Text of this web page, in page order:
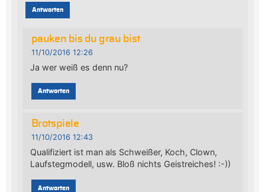
Antworten
pauken bis du grau bist
11/10/2016 12:26
Ja wer weiß es denn nu?
Antworten
Brotspiele
11/10/2016 12:43
Qualifiziert ist man als Schweißer, Koch, Clown,
Laufstegmodell, usw. Bloß nichts Geistreiches! :-))
Antworten